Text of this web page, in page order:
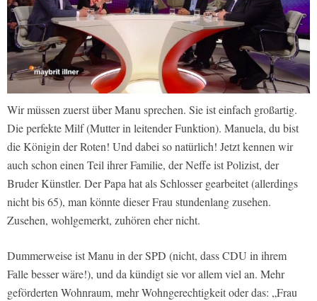
Wir müssen zuerst über Manu sprechen. Sie ist einfach großartig.
Die perfekte Milf (Mutter in leitender Funktion). Manuela, du bist
die Königin der Roten! Und dabei so natürlich! Jetzt kennen wir
auch schon einen Teil ihrer Familie, der Neffe ist Polizist, der
Bruder Künstler. Der Papa hat als Schlosser gearbeitet (allerdings
nicht bis 65), man könnte dieser Frau stundenlang zusehen.
Zusehen, wohlgemerkt, zuhören eher nicht.
Dummerweise ist Manu in der SPD (nicht, dass CDU in ihrem
Falle besser wäre!), und da kündigt sie vor allem viel an. Mehr
geförderten Wohnraum, mehr Wohngerechtigkeit oder das: „Frau